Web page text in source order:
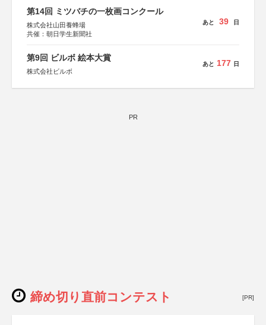
第14回 ミツバチの一枚画コンクール
株式会社山田養蜂場
共催：朝日学生新聞社
あと 39 日
第9回 ビルボ 絵本大賞
株式会社ビルボ
あと 177 日
PR
締め切り直前コンテスト [PR]